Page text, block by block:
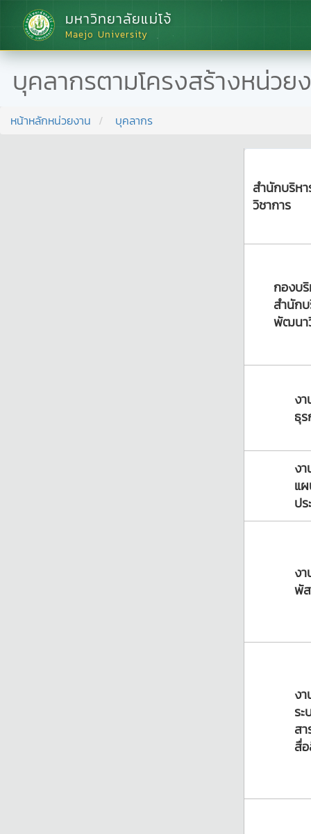
มหาวิทยาลัยแม่โจ้
Maejo University
บุคลากรตามโครงสร้างหน่วย
หน้าหลักหน่วยงาน บุคลากร
สำนักบริห
วิชาการ
กองบ
สำนัก
พัฒนา
ง
ธุ
ง
แ
ป
ง
พั
ง
ร
ส
สื่